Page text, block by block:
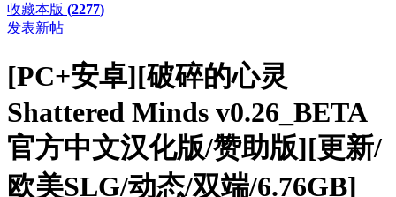
收藏本版 (2277)
发表新帖
[PC+安卓][破碎的心灵
Shattered Minds v0.26_BETA
官方中文汉化版/赞助版][更新/
欧美SLG/动态/双端/6.76GB]